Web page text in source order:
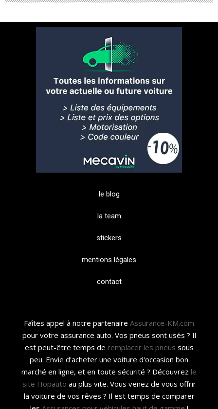
le blog
la team
stickers
mentions légales
contact
Faîtes appel à notre partenaire Assurance-KM.com
pour votre assurance auto. Vos pneus sont usés ? Il
est peut-être temps de remplacer les pneus sous
peu. Envie d'acheter une voiture d'occasion bon
marché en ligne, et en toute sécurité ? Découvrez le
site Hopauto au plus vite. Vous venez de vous offrir
la voiture de vos rêves ? Il est temps de comparer